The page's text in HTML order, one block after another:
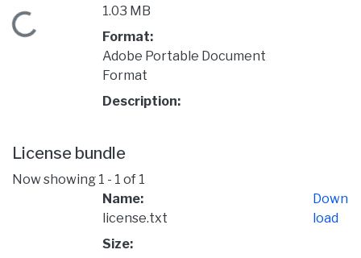
Loading...
1.03 MB
Format:
Adobe Portable Document
Format
Description:
License bundle
Now showing 1 - 1 of 1
Name:
license.txt
Size:
Down
load